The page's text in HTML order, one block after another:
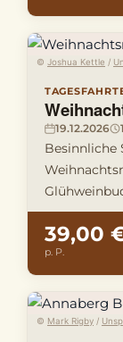
© Joshua Kettle /
19.12.2026
Besinnliche
39,00
p. P.
© Mark Rigby /